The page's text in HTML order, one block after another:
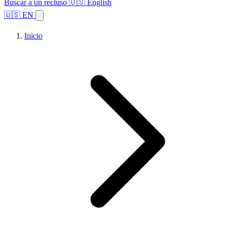
Buscar a un recluso 🇺🇸 English
🇺🇸 EN
Inicio